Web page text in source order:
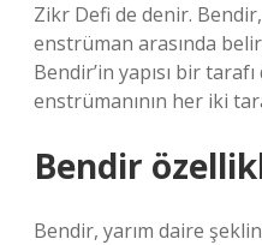
Zikr Defi de denir.
enstrüman arasında
Bendir’in yapısı bir
enstrümanının her iki
Bendir
Bendir, yarım daire